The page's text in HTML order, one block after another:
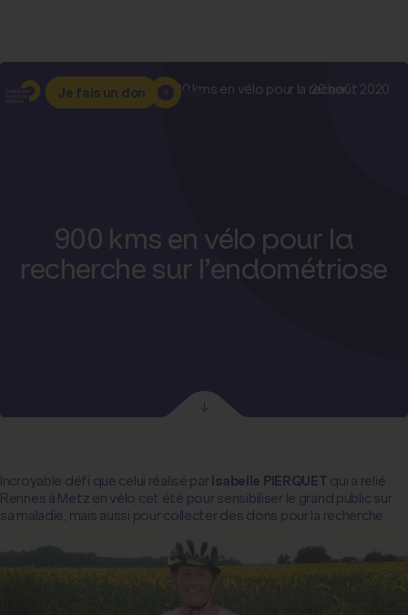
Je fais un don
Accueil –Nos actualités –900 kms en vélo pour la recher...
900 kms en vélo pour la
recherche sur l’endométriose
20 août 2020
Incroyable défi que celui réalisé parIsabelle PIERQUET qui a relié
Rennes à Metz en vélo cet été pour sensibiliser le grand public sur
sa maladie, mais aussi pour collecter des dons pour la recherche.